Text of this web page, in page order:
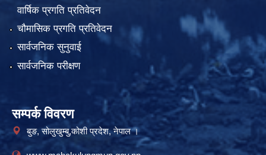
वार्षिक प्रगति प्रतिवेदन
चौमासिक प्रगति प्रतिवेदन
सार्वजनिक सुनुवाई
सार्वजनिक परीक्षण
सम्पर्क विवरण
बुङ, सोलुखुम्बु,कोशी प्रदेश, नेपाल ।